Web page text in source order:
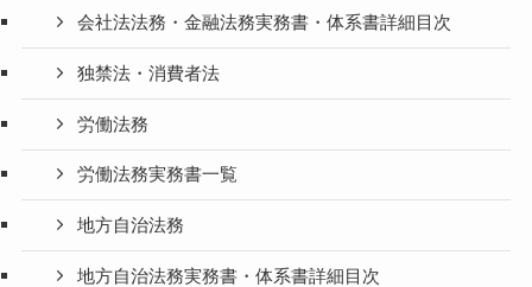
会社法法務・金融法務実務書・体系書詳細目次
独禁法・消費者法
労働法務
労働法務実務書一覧
地方自治法務
地方自治法務実務書・体系書詳細目次